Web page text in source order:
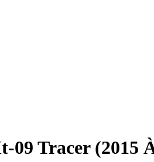
09 Tracer (2015